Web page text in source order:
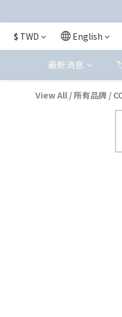
$ TWD English
最新消息
View All /所有品牌 /